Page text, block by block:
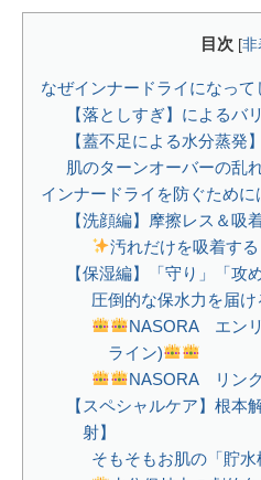
目次 [非
なぜインナードライになって
【落としすぎ】によるバ
【蓋不足による水分蒸発】
肌のターンオーバーの乱
インナードライを防ぐために
【洗顔編】摩擦レス＆吸
汚れだけを吸着す
【保湿編】「守り」「攻
圧倒的な保水力を届け
NASORA エン
ライン)
NASORA リン
【スペシャルケア】根本
射】
そもそもお肌の「貯